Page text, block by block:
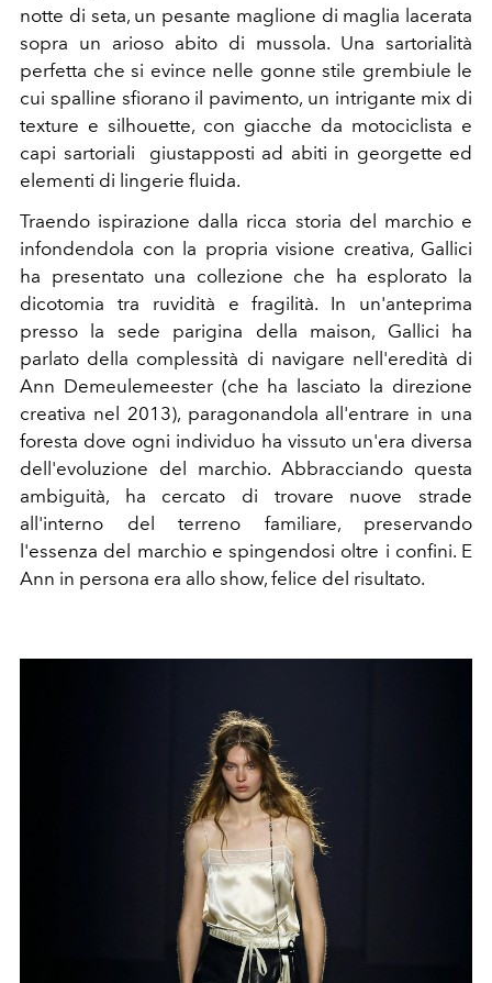
notte di seta, un pesante maglione di maglia lacerata
sopra un arioso abito di mussola. Una sartorialità
perfetta che si evince nelle gonne stile grembiule le
cui spalline sfiorano il pavimento, un intrigante mix di
texture e silhouette, con giacche da motociclista e
capi sartoriali giustapposti ad abiti in georgette ed
elementi di lingerie fluida.
Traendo ispirazione dalla ricca storia del marchio e
infondendola con la propria visione creativa, Gallici
ha presentato una collezione che ha esplorato la
dicotomia tra ruvidità e fragilità. In un'anteprima
presso la sede parigina della maison, Gallici ha
parlato della complessità di navigare nell'eredità di
Ann Demeulemeester (che ha lasciato la direzione
creativa nel 2013), paragonandola all'entrare in una
foresta dove ogni individuo ha vissuto un'era diversa
dell'evoluzione del marchio. Abbracciando questa
ambiguità, ha cercato di trovare nuove strade
all'interno del terreno familiare, preservando
l'essenza del marchio e spingendosi oltre i confini. E
Ann in persona era allo show, felice del risultato.